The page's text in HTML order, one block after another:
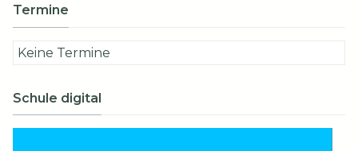
Termine
Keine Termine
Schule digital